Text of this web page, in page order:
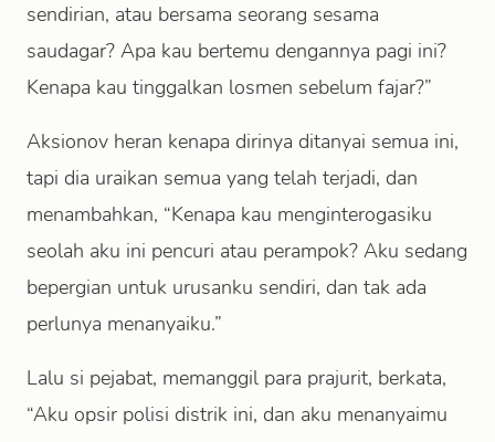
sendirian, atau bersama seorang sesama
saudagar? Apa kau bertemu dengannya pagi ini?
Kenapa kau tinggalkan losmen sebelum fajar?”
Aksionov heran kenapa dirinya ditanyai semua ini,
tapi dia uraikan semua yang telah terjadi, dan
menambahkan, “Kenapa kau menginterogasiku
seolah aku ini pencuri atau perampok? Aku sedang
bepergian untuk urusanku sendiri, dan tak ada
perlunya menanyaiku.”
Lalu si pejabat, memanggil para prajurit, berkata,
“Aku opsir polisi distrik ini, dan aku menanyaimu